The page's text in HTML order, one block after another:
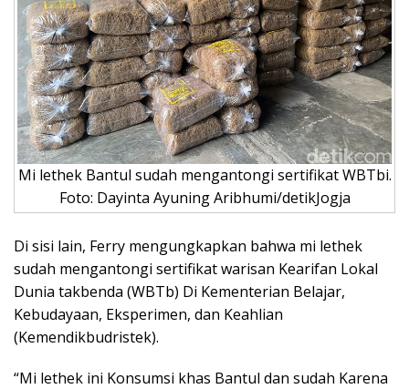
Mi lethek Bantul sudah mengantongi sertifikat WBTbi.
Foto: Dayinta Ayuning Aribhumi/detikJogja
Di sisi lain, Ferry mengungkapkan bahwa mi lethek
sudah mengantongi sertifikat warisan Kearifan Lokal
Dunia takbenda (WBTb) Di Kementerian Belajar,
Kebudayaan, Eksperimen, dan Keahlian
(Kemendikbudristek).
“Mi lethek ini Konsumsi khas Bantul dan sudah Karena